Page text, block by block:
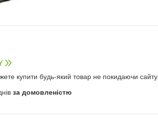
купити будь-який товар не покидаючи сайту.
за домовленістю